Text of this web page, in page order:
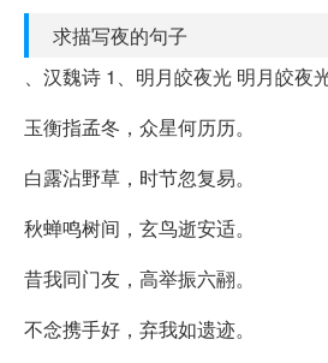
求描写夜的句子
、汉魏诗 1、明月皎夜光 明月皎夜
玉衡指孟冬，众星何历历。
白露沾野草，时节忽复易。
秋蝉鸣树间，玄鸟逝安适。
昔我同门友，高举振六翮。
不念携手好，弃我如遗迹。